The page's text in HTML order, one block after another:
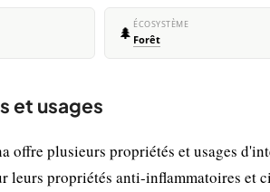
🌲 ÉCOSYSTÈME
Forêt
et usages
offre plusieurs propriétés et usages
leurs propriétés anti-inflammatoires et